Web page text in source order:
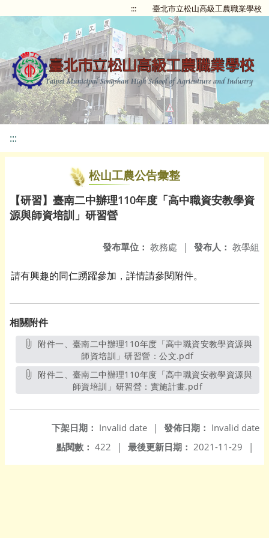
::: 臺北市立松山高級工農職業學校
:::
松山工農公告彙整
【研習】臺南二中辦理110年度「高中職資安教學資
源與師資培訓」研習營
發布人： 教學組
發布單位： 教務處 |
請有興趣的同仁踴躍參加，詳情請參閱附件。
相關附件
附件一、臺南二中辦理110年度「高中職資安教學資源與
師資培訓」研習營：公文.pdf另開新視窗
附件二、臺南二中辦理110年度「高中職資安教學資源與
師資培訓」研習營：實施計畫.pdf另開新視窗
發佈日期： Invalid date
下架日期： Invalid date
|
最後更新日期： 2021-11-29 |
點閱數： 422 |